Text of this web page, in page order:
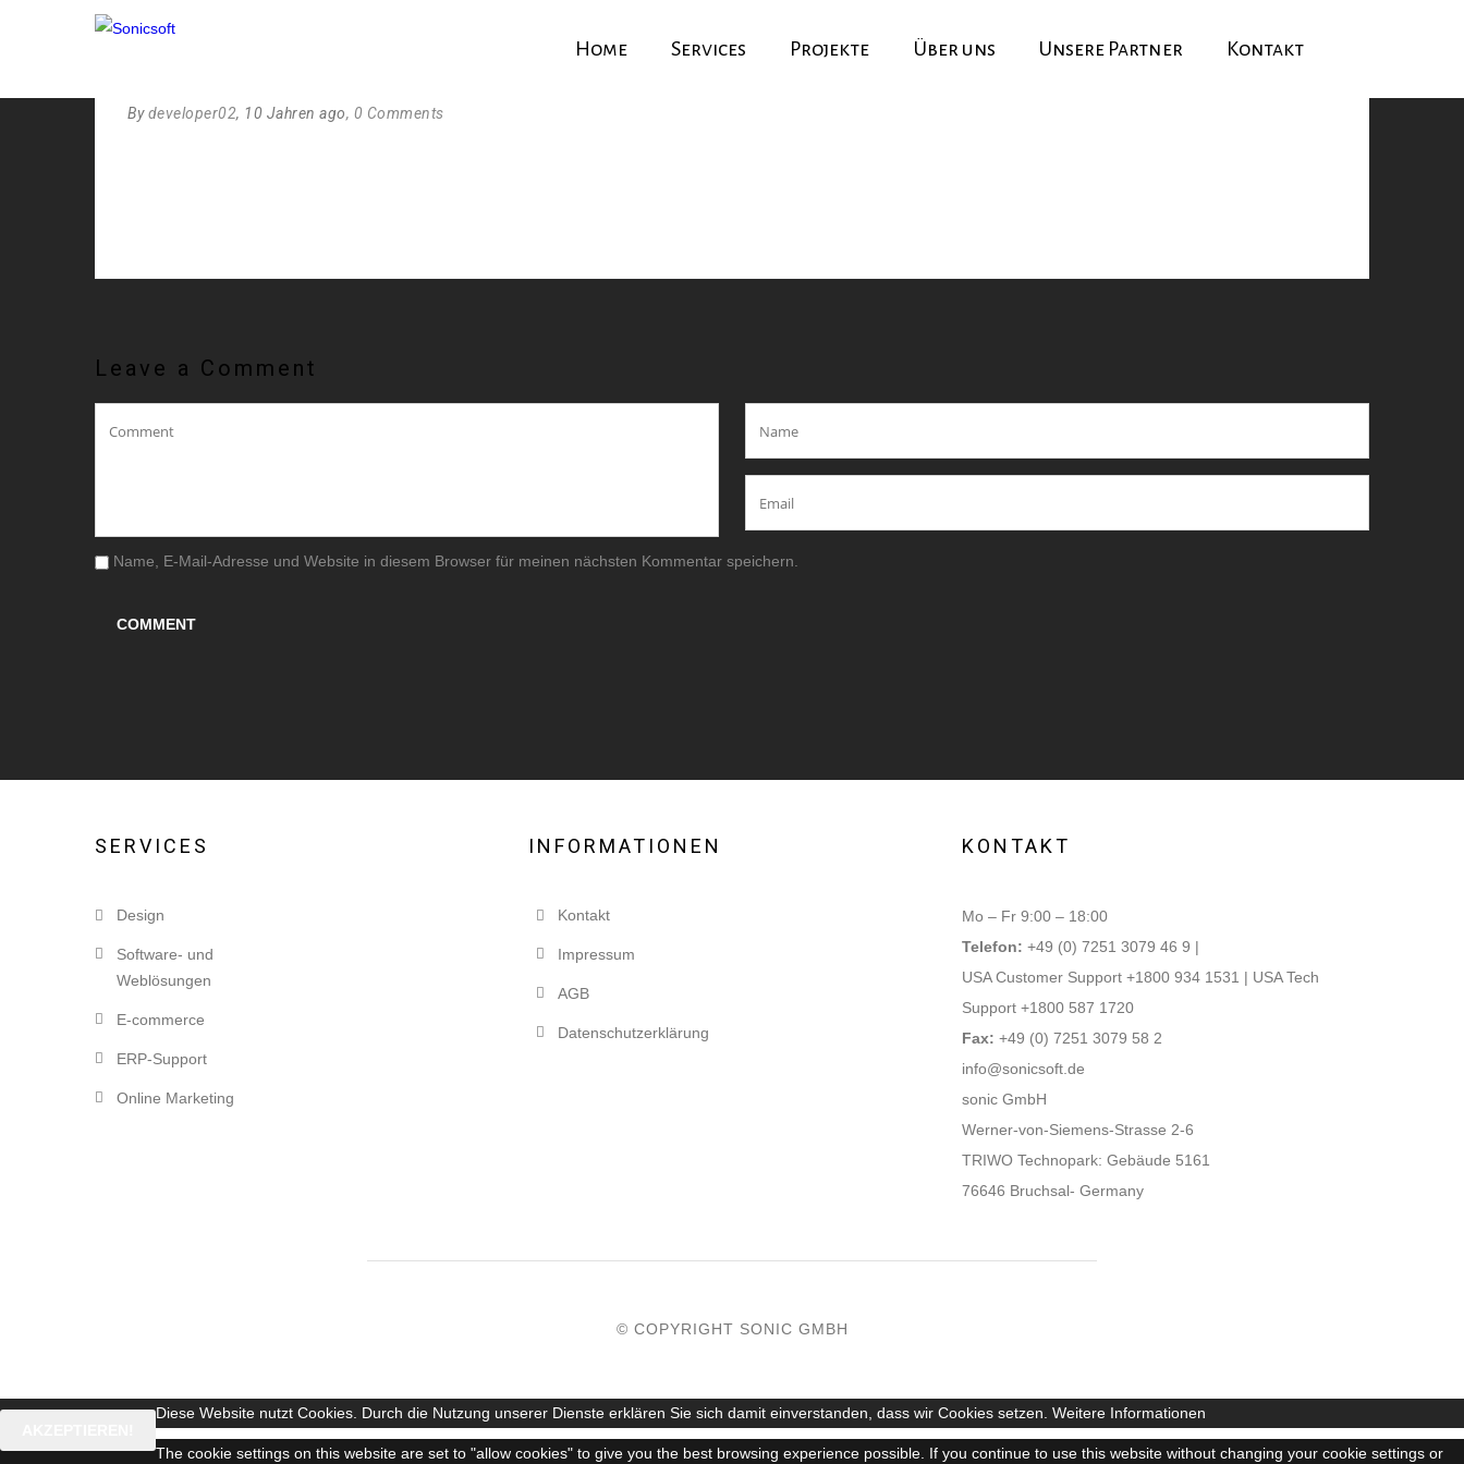
Home Services Projekte Über uns Unsere Partner Kontakt
PARTNER7
By developer02, 10 Jahren ago, 0 Comments
Leave a Comment
Name, E-Mail-Adresse und Website in diesem Browser für meinen nächsten Kommentar speichern.
SERVICES
Design
Software- und
Weblösungen
E-commerce
ERP-Support
Online Marketing
INFORMATIONEN
Kontakt
Impressum
AGB
Datenschutzerklärung
KONTAKT
Mo – Fr 9:00 – 18:00
Telefon: +49 (0) 7251 3079 46 9 |
USA Customer Support +1800 934 1531 | USA Tech
Support +1800 587 1720
Fax: +49 (0) 7251 3079 58 2
info@sonicsoft.de
sonic GmbH
Werner-von-Siemens-Strasse 2-6
TRIWO Technopark: Gebäude 5161
76646 Bruchsal- Germany
© COPYRIGHT SONIC GMBH
Diese Website nutzt Cookies. Durch die Nutzung unserer Dienste erklären Sie sich damit einverstanden, dass wir Cookies setzen. Weitere Informationen
The cookie settings on this website are set to "allow cookies" to give you the best browsing experience possible. If you continue to use this website without changing your cookie settings or